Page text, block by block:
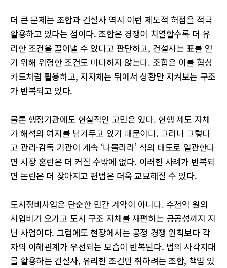
더 큰 문제는 조합과 건설사 역시 이런 제도적 허점을 적극
활용하고 있다는 점이다. 조합은 경쟁이 치열할수록 더 유
리한 조건을 끌어낼 수 있다고 판단하고, 건설사는 표를 얻
기 위해 위험한 조건도 마다하지 않는다. 조합은 이를 협상
카드처럼 활용하고, 지자체는 뒤에서 상황만 지켜보는 구조
가 반복되고 있다.
물론 행정기관에도 현실적인 고민은 있다. 현행 제도 자체
가 해석의 여지를 남겨두고 있기 때문이다. 그러나 그렇다
고 관리·감독 기관이 계속 ‘나몰라라’ 식의 태도로 일관한다
면 시장 혼란은 더 커질 수밖에 없다. 이러한 사례가 반복되
면 논란은 더 잦아지고 편법은 더욱 교묘해질 수 있다.
도시정비사업은 단순한 민간 계약이 아니다. 수천억 원의
사업비가 오가고 도시 구조 자체를 재편하는 공공성까지 지
닌 사업이다. 그럼에도 현장에서는 공정 경쟁 원칙보다 각
자의 이해관계가 우선되는 모습이 반복된다. 법의 사각지대
를 활용하는 건설사, 유리한 조건만 취하려는 조합, 책임 있